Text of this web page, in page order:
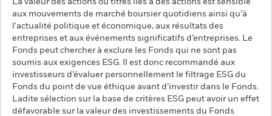
La valeur des actions ou titres liés à des actions est sensible
aux mouvements de marché boursier quotidiens ainsi qu’à
l'actualité politique et économique, aux résultats des
entreprises et aux événements significatifs d’entreprises. Le
Fonds peut chercher à exclure les Fonds qui ne sont pas
soumis aux exigences ESG. Il est donc recommandé aux
investisseurs d’évaluer personnellement le filtrage ESG du
Fonds du point de vue éthique avant d’investir dans le Fonds.
Ladite sélection sur la base de critères ESG peut avoir un effet
défavorable sur la valeur des investissements du Fonds